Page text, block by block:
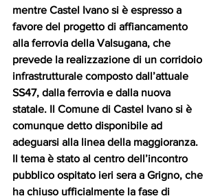
mentre Castel Ivano si è espresso a
favore del progetto di affiancamento
alla ferrovia della Valsugana, che
prevede la realizzazione di un corridoio
infrastrutturale composto dall’attuale
SS47, dalla ferrovia e dalla nuova
statale. Il Comune di Castel Ivano si è
comunque detto disponibile ad
adeguarsi alla linea della maggioranza.
Il tema è stato al centro dell’incontro
pubblico ospitato ieri sera a Grigno, che
ha chiuso ufficialmente la fase di